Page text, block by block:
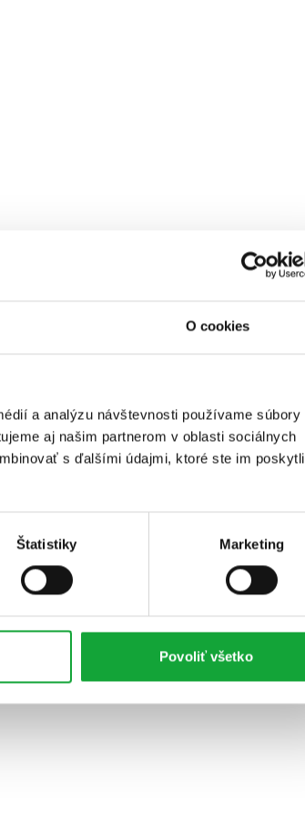
O cookies
a analýzu návštevnosti používame súbory
aj našim partnerom v oblasti sociálnych
s ďalšími údajmi, ktoré ste im poskytli
Štatistiky Marketing
Povoliť všetko